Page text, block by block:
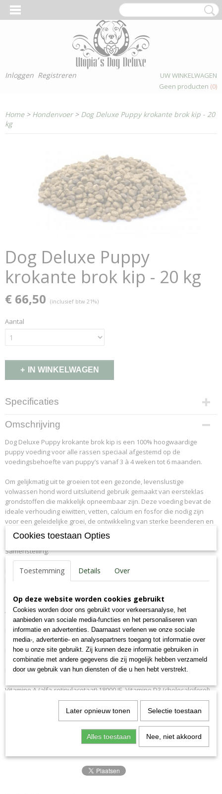
Inloggen Registreren
UW WINKELWAGEN
Geen producten (0)
Home> Hondenvoer> Dog Deluxe Puppy krokante brok kip - 20
kg
Dog Deluxe Puppy
krokante brok kip - 20 kg
€ 66,50 (inclusief btw 21%)
Aantal
IN WINKELWAGEN
Specificaties
Productcode
155-89-K
EAN code
7,09E+12
Productcode leverancier
Bruto gewicht
20,00 Kg
Omschrijving
Dog Deluxe Puppy krokante brok kip is een 100% hoogwaardige
puppy voeding voor alle rassen speciaal afgestemd op de
voedingsbehoefte van puppy’s vanaf 3 à 4 weken tot 6 maanden.
Om gelijkmatig uit te groeien tot een gezonde, levenslustige
volwassen hond word uitsluitend gebruik gemaakt van eersteklas
grondstoffen die makkelijk opneembaar zijn. Deze voeding bevat de
ideale verhouding eiwitten, vetten, calcium en fosfor die nodig zijn
voor een geleidelijke groei, de ontwikkeling van sterke beenderen en
spieren en de optimale opbouw van botten en gewrichten.
Samenstelling:
Maïs, gedehydreerde kip, gerst, gevogeltevet, rijst, johannesbrood,
bietenvezels, lijnzaad, lignocellulose, biergist, zalmolie, eipoeder,
Analytische bestanddelen:
Ruw eiwit 32,0%, Ruw vet 20,0%, Ruwe Celstof 2,5%,
Ruwe As 6,0%, Calcium 1,0%, Fosfor 0,8%, Vocht 9,0%
Nutritionele toevoegingsmiddelen per kg.
Vitamine A (alfa-retinylacetaat) 18000 IE, Vitamine D3 (cholecalciferol)
1400 IE, Vitamine E (all-rac alpha-tocopheryl acetate) 500 IE, Koper
(koper (II) sulfaat pentahydraat) 5,0 mg, Zink (Zinksulfaatmonohydraat)
65,0 mg. IJzer (ijzersulfaat (II) monohydraat) 50,0 mg, Mangaan
(mangaan (II) oxide) 35,0 mg, Jodium (calciumjodaat,watervrij) 1,5 mg.
Cookies toestaan Opties
Toestemming Details Over
Op deze website worden cookies gebruikt
Cookies worden door ons gebruikt voor verkeersanalyse, het
aanbieden van sociale media-functies en het personaliseren van
informatie en advertenties. Daarnaast verlenen we onze sociale
media-, advertentie- en analysepartners toegang tot informatie over
hoe u onze site gebruikt. Zij kunnen deze informatie gebruiken in
combinatie met andere gegevens die zij mogelijk hebben verzameld
door uw gebruik van hun diensten of die u hen hebt verstrekt.
Later opnieuw tonen Selectie toestaan
Alles toestaan Nee, niet akkoord